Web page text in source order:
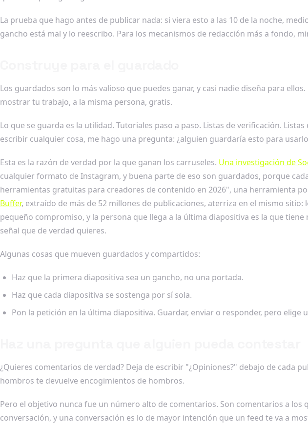
La prueba que hago antes de publicar nada: si viera esto a las 10 de la noche,
gancho está mal y lo reescribo. Para los mecanismos de redacción más a fondo,
Los guardados son lo más valioso que puedes ganar, y casi nadie diseña para
mostrar tu trabajo, a la misma persona, gratis.
Lo que se guarda es la utilidad. Tutoriales paso a paso. Listas de verificación.
escribir cualquier cosa, me hago una pregunta: ¿alguien guardaría esto para
Esta es la razón de verdad por la que ganan los carruseles. Una investigación de
cualquier formato de Instagram, y buena parte de eso son guardados, porque
herramientas gratuitas para creadores de contenido en 2026", una herramienta
Buffer, extraído de más de 52 millones de publicaciones, aterriza en el mismo
pequeño compromiso, y la persona que llega a la última diapositiva es la que
señal que de verdad quieres.
Algunas cosas que mueven guardados y compartidos:
Haz que la primera diapositiva sea un gancho, no una portada.
Haz que cada diapositiva se sostenga por sí sola.
Pon la petición en la última diapositiva. Guardar, enviar o responder, pero elige
¿Quieres comentarios de verdad? Deja de escribir "¿Opiniones?" debajo de cada
hombros te devuelve encogimientos de hombros.
Pero el objetivo nunca fue un número alto de comentarios. Son comentarios a
conversación, y una conversación es lo de mayor intención que un feed te va a